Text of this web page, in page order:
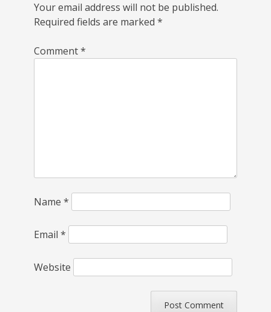
Your email address will not be published.
Required fields are marked *
Comment*
Name *
Email *
Website